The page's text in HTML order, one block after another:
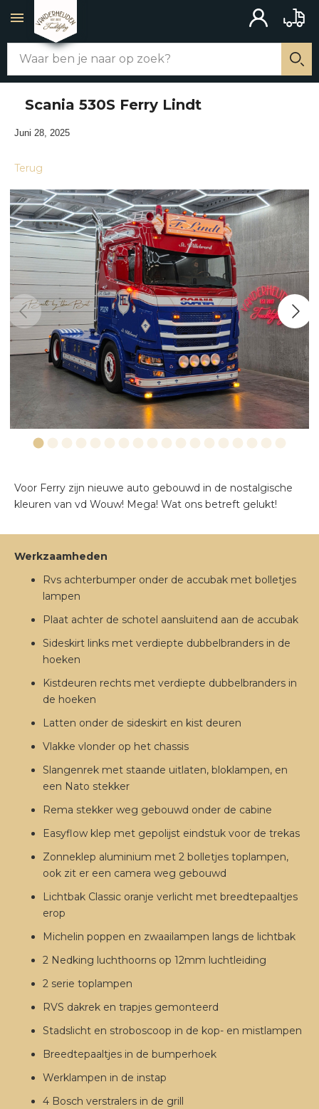
Zoek
ACCOUNT
WEBSHOP
ALLE PRODUCTEN
MERCHANDISE
SCHAKELAARS
UITLATEN
VERLICHTING
EXTERIEUR
Scania 530S Ferry Lindt
Juni 28, 2025
Terug
Voor Ferry zijn nieuwe auto gebouwd in de nostalgische
kleuren van vd Wouw! Mega! Wat ons betreft gelukt!
Werkzaamheden
Rvs achterbumper onder de accubak met bolletjes
lampen
Plaat achter de schotel aansluitend aan de accubak
Sideskirt links met verdiepte dubbelbranders in de
hoeken
Kistdeuren rechts met verdiepte dubbelbranders in
de hoeken
Latten onder de sideskirt en kist deuren
Vlakke vlonder op het chassis
Slangenrek met staande uitlaten, bloklampen, en
een Nato stekker
Rema stekker weg gebouwd onder de cabine
Easyflow klep met gepolijst eindstuk voor de trekas
Zonneklep aluminium met 2 bolletjes toplampen,
ook zit er een camera weg gebouwd
Lichtbak Classic oranje verlicht met breedtepaaltjes
erop
Michelin poppen en zwaailampen langs de lichtbak
2 Nedking luchthoorns op 12mm luchtleiding
2 serie toplampen
RVS dakrek en trapjes gemonteerd
Stadslicht en stroboscoop in de kop- en mistlampen
Breedtepaaltjes in de bumperhoek
Werklampen in de instap
4 Bosch verstralers in de grill